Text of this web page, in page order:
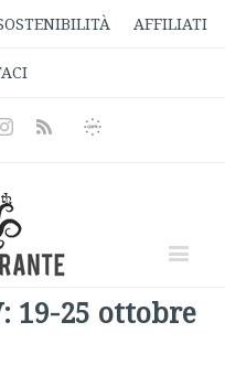
AFFILIATI
Rss
Informativa
19-25 ottobre